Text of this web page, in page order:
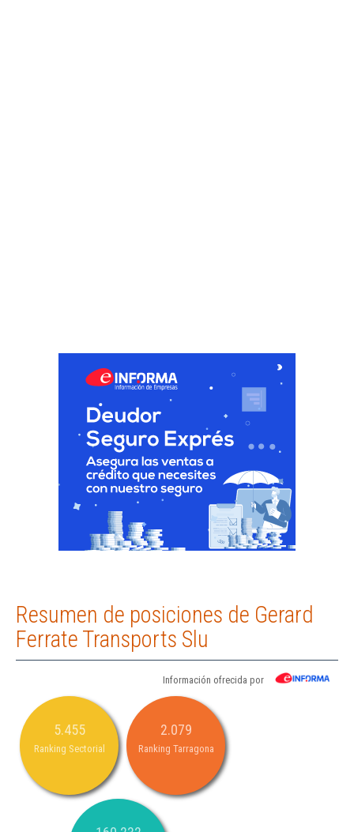
Resumen de posiciones de Gerard
Ferrate Transports Slu
Información ofrecida por
5.455
Ranking Sectorial
2.079
Ranking Tarragona